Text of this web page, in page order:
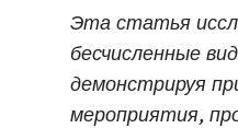
Эта статья
бесчисленные
демонстрируя
мероприятия,